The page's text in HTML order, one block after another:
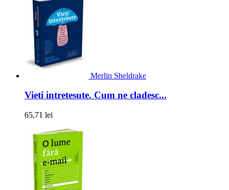
Merlin Sheldrake
Vieti intretesute. Cum ne cladesc...
65,71 lei